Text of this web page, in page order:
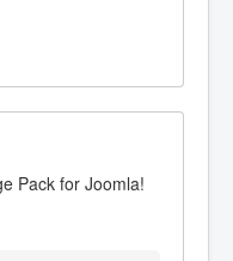
Pack for Joomla!